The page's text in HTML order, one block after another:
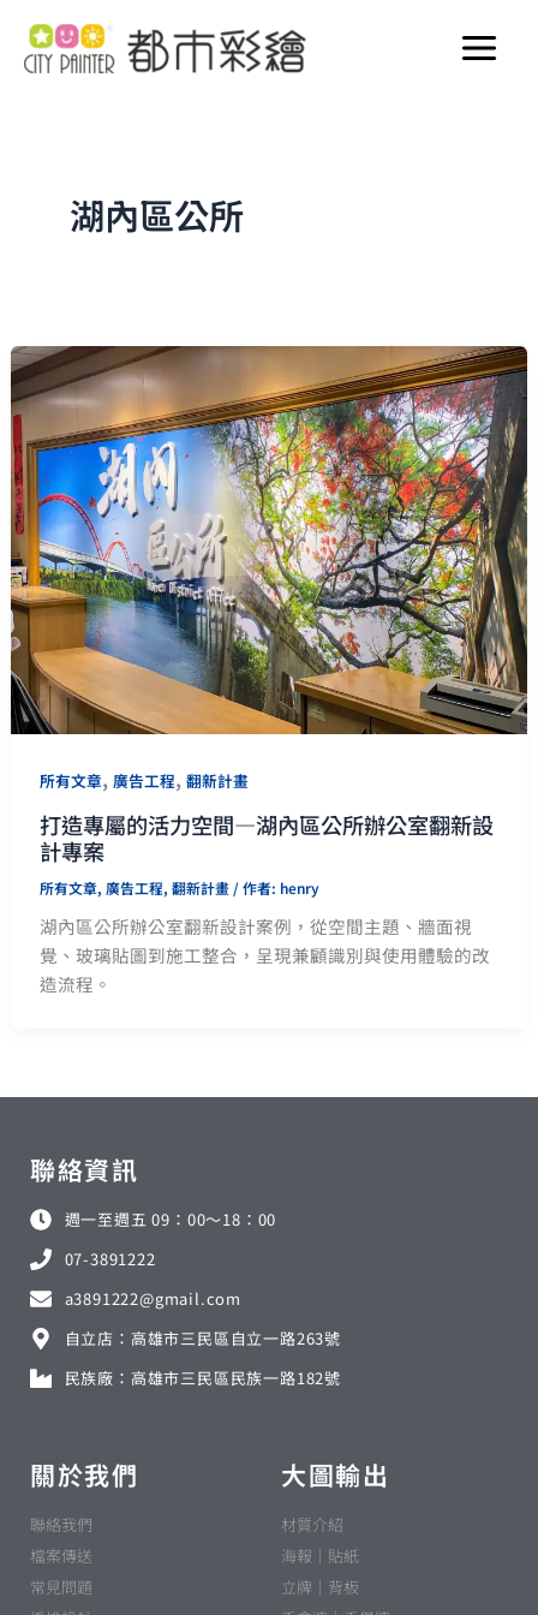
湖內區公所
所有文章,廣告工程,翻新計畫
打造專屬的活力空間—湖內區公所辦公室翻新設
計專案
所有文章, 廣告工程,翻新計畫 / 作者: henry
湖內區公所辦公室翻新設計案例，從空間主題、牆面視
覺、玻璃貼圖到施工整合，呈現兼顧識別與使用體驗的改
造流程。
聯絡資訊
週一至週五 09：00～18：00
07-3891222
a3891222@gmail.com
自立店：高雄市三民區自立一路263號
民族廠：高雄市三民區民族一路182號
關於我們
聯絡我們
檔案傳送
常見問題
大圖輸出
材質介紹
海報｜貼紙
立牌｜背板